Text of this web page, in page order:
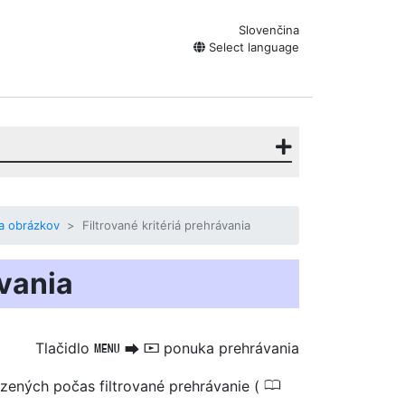
Slovenčina
Select language
obrázkov Filtrované kritériá prehrávania
Tlačidlo G U D ponuka prehrávania
počas filtrované prehrávanie ( 0